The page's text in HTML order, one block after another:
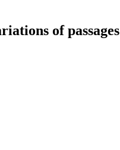
of passages